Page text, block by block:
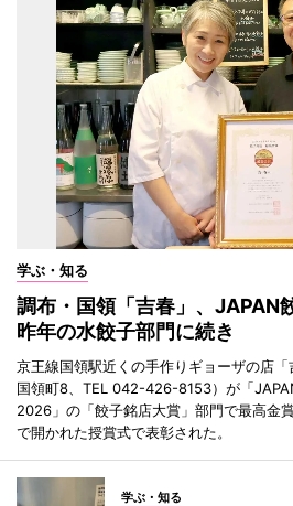
学ぶ・知る
調布・国領「吉春」、JAPAN
昨年の水餃子部門に続き
京王線国領駅近くの手作りギョーザの店
国領町8、TEL 042-426-8153）が「
2026」の「餃子銘店大賞」部門で最高金
で開かれた授賞式で表彰された。
学ぶ・知る